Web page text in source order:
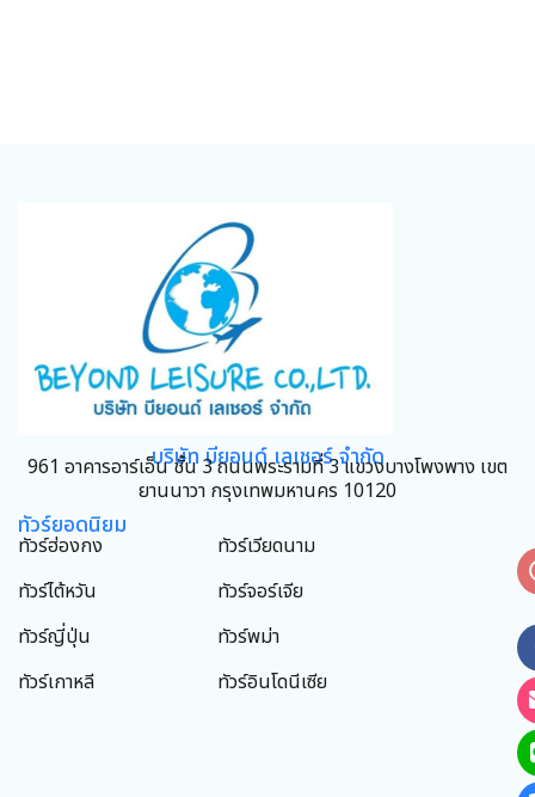
บริษัท บียอนด์ เลเชอร์ จำกัด
961 อาคารอาร์เอ็น ชั้น 3 ถนนพระรามที่ 3 แขวงบางโพงพาง เขต
ยานนาวา กรุงเทพมหานคร 10120
ทัวร์ยอดนิยม
ทัวร์ฮ่องกง
ทัวร์ไต้หวัน
ทัวร์ญี่ปุ่น
ทัวร์เกาหลี
ทัวร์เวียดนาม
ทัวร์จอร์เจีย
ทัวร์พม่า
ทัวร์อินโดนีเซีย